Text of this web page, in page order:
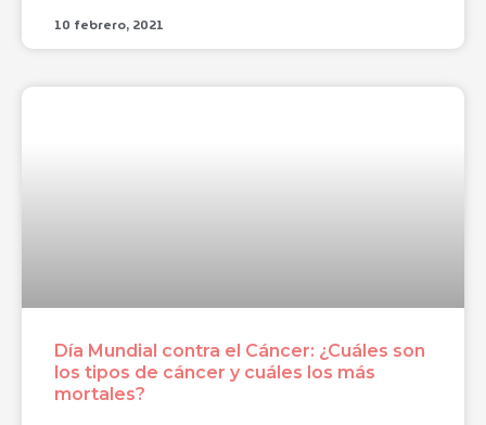
10 febrero, 2021
Día Mundial contra el Cáncer: ¿Cuáles son
los tipos de cáncer y cuáles los más
mortales?